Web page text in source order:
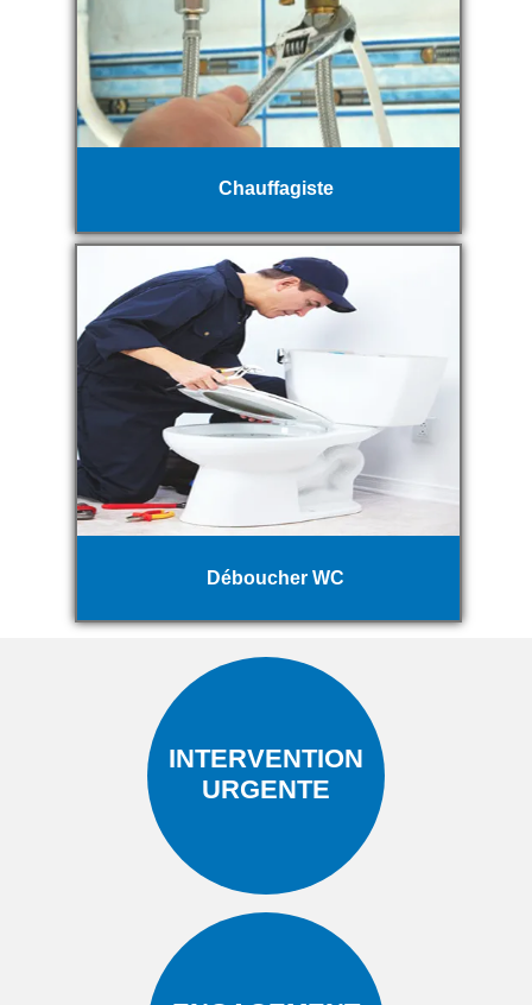
Chauffagiste
Déboucher WC
INTERVENTION
URGENTE